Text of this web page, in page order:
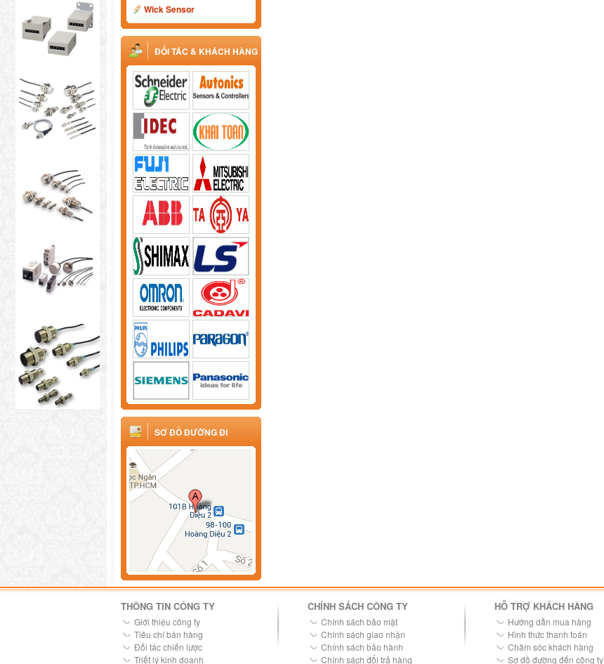
Wick Sensor
ĐỐI TÁC & KHÁCH HÀNG
SƠ ĐỒ ĐƯỜNG ĐI
THÔNG TIN CÔNG TY
Giới thiệu công ty
Tiêu chí bán hàng
Đối tác chiến lược
Triết lý kinh doanh
CHÍNH SÁCH CÔNG TY
Chính sách bảo mật
Chính sách giao nhận
Chính sách bảo hành
Chính sách đổi trả hàng
HỖ TRỢ KHÁCH HÀNG
Hướng dẫn mua hàng
Hình thức thanh toán
Chăm sóc khách hàng
Sơ đồ đường đến công ty